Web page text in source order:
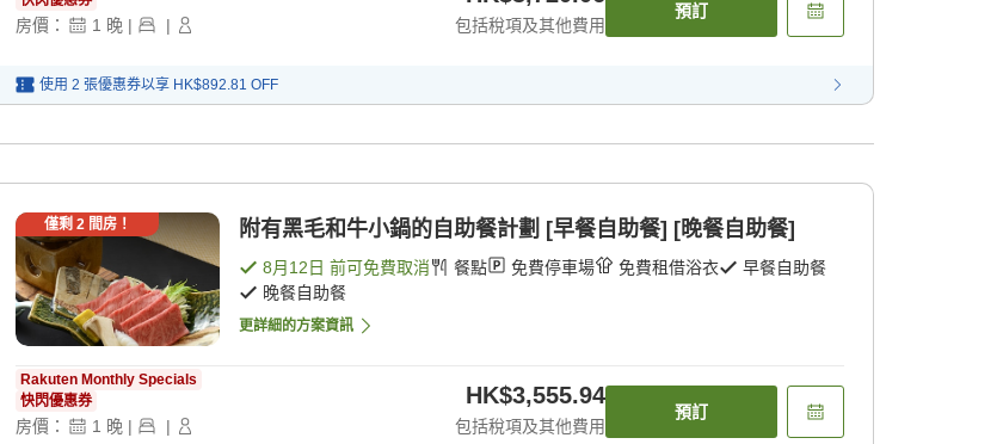
房價： 1 晚 | | 包括稅項及其他費用
預訂
使用 2 張優惠券以享 HK$892.81 OFF
僅剩 2間房！ 附有黑毛和牛小鍋的自助餐計劃 [早餐自助餐] [晚餐自助餐]
8月12日 前可免費取消 餐點 免費停車場 免費租借浴衣
早餐自助餐
晚餐自助餐
更詳細的方案資訊
Rakuten Monthly Specials
快閃優惠券
房價： 1 晚 | |
HK$3,555.94
包括稅項及其他費用
預訂